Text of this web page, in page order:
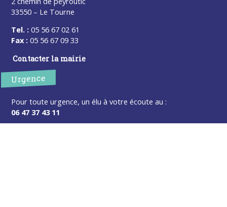
33550 – Le Tourne
Tel. : 05 56 67 02 61
Fax : 05 56 67 09 33
Contacter la mairie
Urgence
Pour toute urgence, un élu à votre écoute au :
06 47 37 43 11